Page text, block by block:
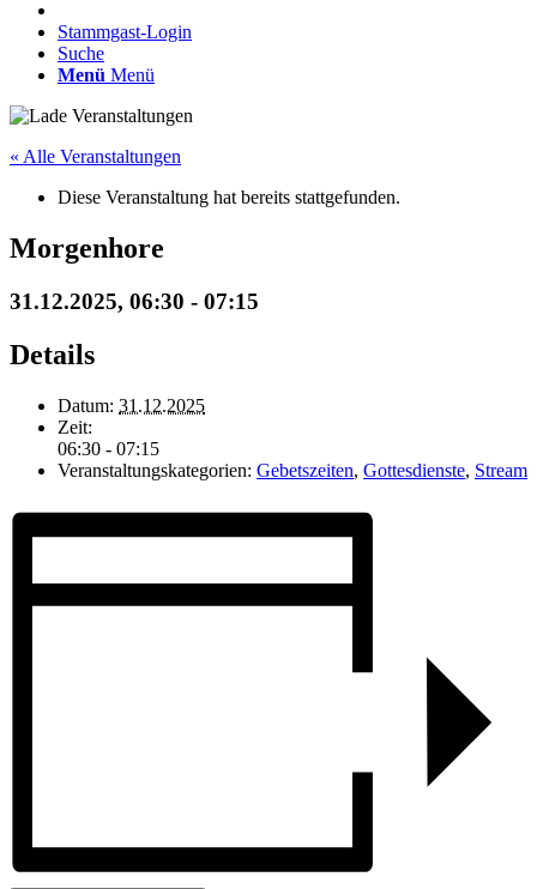
Stammgast-Login
Suche
Menü Menü
« Alle Veranstaltungen
Diese Veranstaltung hat bereits stattgefunden.
Morgenhore
31.12.2025, 06:30 - 07:15
Details
Datum: 31.12.2025
Zeit:
06:30 - 07:15
Veranstaltungskategorien: Gebetszeiten, Gottesdienste, Stream